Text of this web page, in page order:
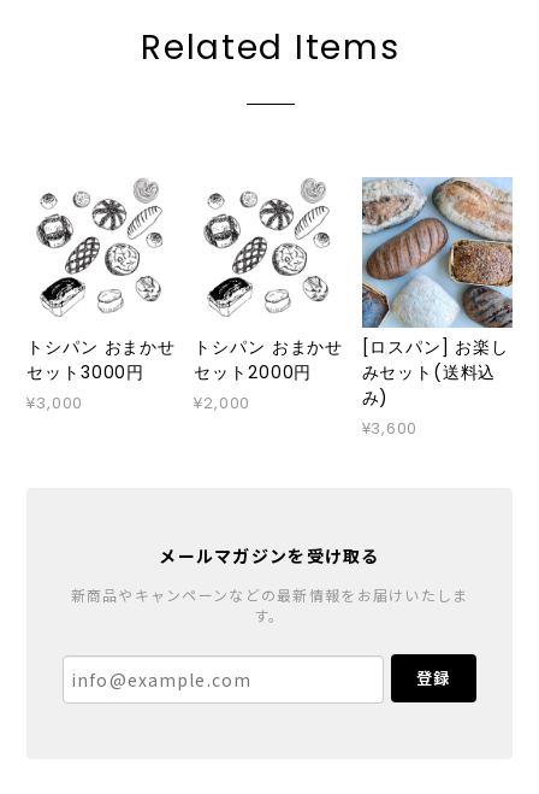
Related Items
トシパン おまかせ
セット3000円
¥3,000
トシパン おまかせ
セット2000円
¥2,000
[ロスパン] お楽し
みセット(送料込
み)
¥3,600
メールマガジンを受け取る
新商品やキャンペーンなどの最新情報をお届けいたしま
す。
登録